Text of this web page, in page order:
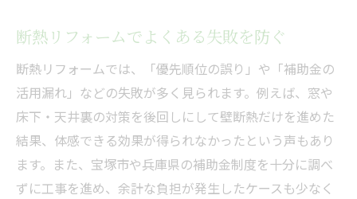
断熱リフォームでよくある失敗を防ぐ
断熱リフォームでは、「優先順位の誤り」や「補助金の
活用漏れ」などの失敗が多く見られます。例えば、窓や
床下・天井裏の対策を後回しにして壁断熱だけを進めた
結果、体感できる効果が得られなかったという声もあり
ます。また、宝塚市や兵庫県の補助金制度を十分に調べ
ずに工事を進め、余計な負担が発生したケースも少なく